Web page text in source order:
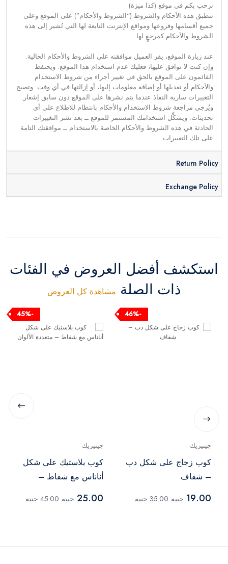
نرحب بكم فى موقع (كذا ميزة)
تنطبق هذه الأحكام والشروط (“الشروط والأحكام”) على الموقع وعلى
جميع أقسامها وفروعها ومواقع الإنترنت التابعة لها التي تُشير إلى هذه
الشروط والأحكام كمرجعٍ لها
عند زيارة الموقع، يقر العميل موافقته على الشروط والأحكام الحالية.
وإن كنت لا توافق عليها، فعليك عدم استخدام هذا الموقع. ويحتفظ
القائمون على الموقع بالحق في تغيير أجزاء من شروط الاستخدام
والأحكام أو تعديلها أو إضافة معلومات إليها، أو إزالتها في أي وقت. وتصبح
التغييرات سارية النفاذ عندما يتم نشرها على الموقع دون سابق إشعار.
ويُرجى مراجعة شروط الاستخدام والأحكام بانتظام للاطلاع على أي
تحديثات. ويشكِّل استخدامك المستمر للموقع ــ بعد نشر التغييرات
الحادثة في هذه الشروط والأحكام الخاصة بالاستخدام ــ موافقتك التامة
على تلك التغييرات
Return Policy
Exchange Policy
استكشف أفضل العروض في الفئات
ذات الصلة مشاهدة كل العروض
-46%
جينيريك
كوب زجاج على شكل دب
– شفاف
19.00 جنيه 35.00 جنيه
-45%
جينيريك
كوب بلاستيك على شكل
أناناس مع شفاط –
25.00 جنيه 45.00 جنيه